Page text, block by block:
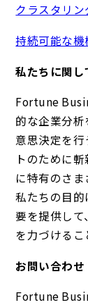
クラスタリ
持続可能な機
私たちに関し
Fortune
的な企業分
意思決定を
トのために
に特有のさま
私たちの目
要を提供し
を力づけるこ
お問い合わせ
Fortune